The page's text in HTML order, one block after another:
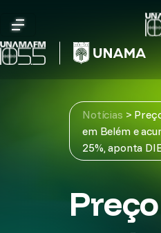
content
Notícias >
em Belém e
25%, aponta